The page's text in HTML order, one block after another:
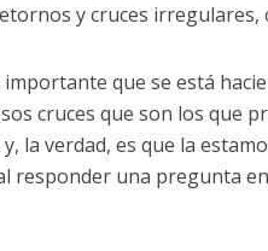
y cruces irregulares,
importante que se está
cruces que son los que
la verdad, es que la
responder una pregunta